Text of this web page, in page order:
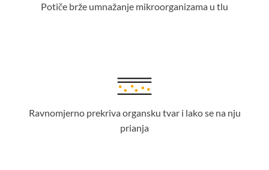
Potiče brže umnažanje mikroorganizama u tlu
Ravnomjerno prekriva organsku tvar i lako se na nju
prianja